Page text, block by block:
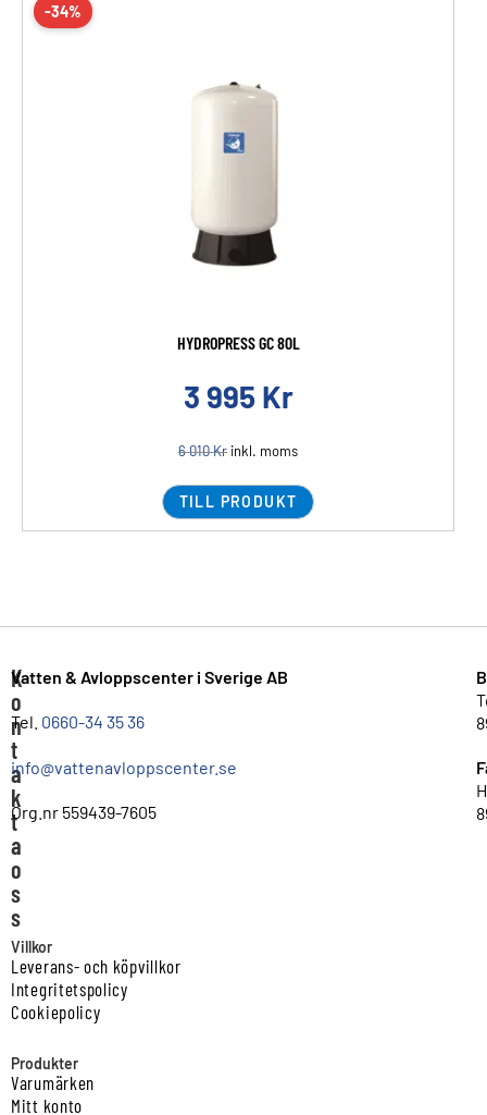
-34%
HYDROPRESS GC 80L
3 995 Kr
6 010Kr inkl. moms
TILL PRODUKT
K
o
n
t
a
k
t
a
o
s
s
Vatten & Avloppscenter i Sverige AB
Tel. 0660-34 35 36
info@vattenavloppscenter.se
Org.nr 559439-7605
Villkor
Leverans- och köpvillkor
Integritetspolicy
Cookiepolicy
Produkter
Varumärken
Mitt konto